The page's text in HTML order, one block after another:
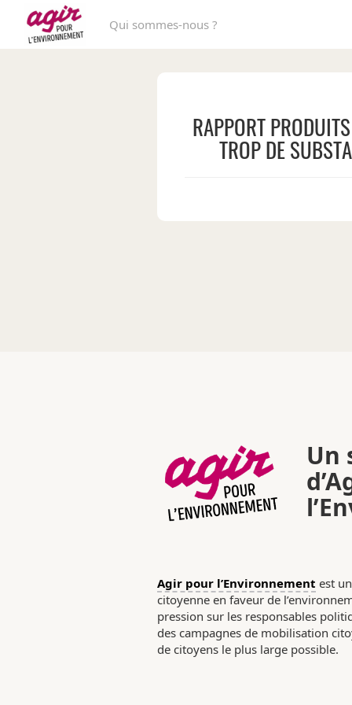
Qui sommes-nous ?
RAPPORT
TROP DE
Un
Agir pour l’Environnement est
citoyenne en faveur de
pression sur les responsables
des campagnes de mobilisation
de citoyens le plus large possible.